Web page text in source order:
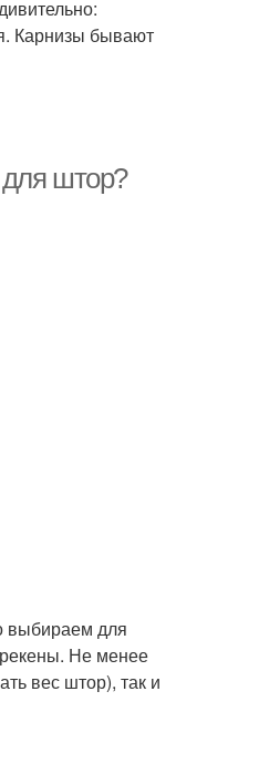
Карнизы бывают
штор?
выбираем для
Не менее
вес штор), так и